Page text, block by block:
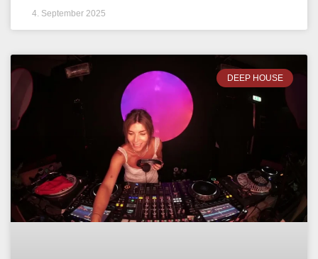
4. September 2025
DEEP HOUSE